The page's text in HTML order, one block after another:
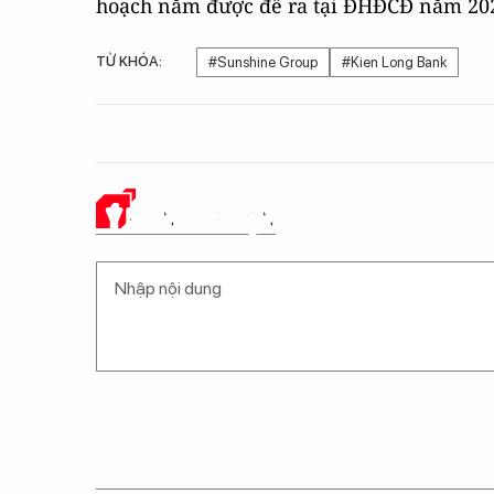
hoạch năm được đề ra tại ĐHĐCĐ năm
TỪ KHÓA: #Sunshine Group #Kien Long Bank
Ý KIẾN CỦA BẠN